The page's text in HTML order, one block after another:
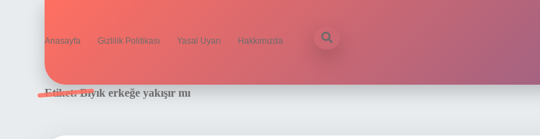
Anasayfa Gizlilik Politikası Yasal Uyarı Hakkımızda
Etiket:Bıyık erkeğe yakışır mı